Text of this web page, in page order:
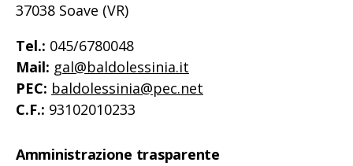
37038 Soave (VR)
Tel.: 045/6780048
Mail: gal@baldolessinia.it
PEC: baldolessinia@pec.net
C.F.: 93102010233
Amministrazione trasparente